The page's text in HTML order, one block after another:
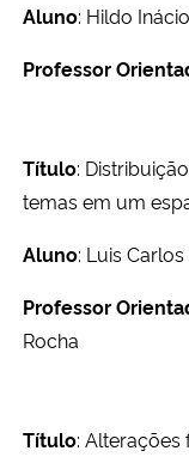
Aluno: Hildo
Professor
Título:
temas em um
Aluno: Luis
Professor
Rocha
Título: